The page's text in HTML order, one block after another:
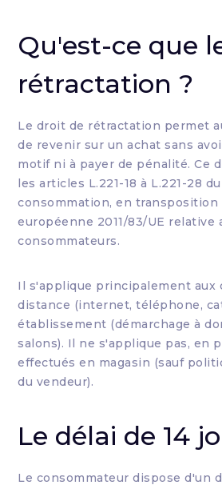
Qu'est-ce que
rétractation ?
Le droit de rétractation permet
de revenir sur un achat sans
motif ni à payer de pénalité. Ce
les articles L.221-18 à L.221-28
consommation, en transposition
européenne 2011/83/UE relative
consommateurs.
Il s'applique principalement aux
distance (internet, téléphone,
établissement (démarchage à
salons). Il ne s'applique pas, en
effectués en magasin (sauf
du vendeur).
Le délai de 14
Le consommateur dispose d'un